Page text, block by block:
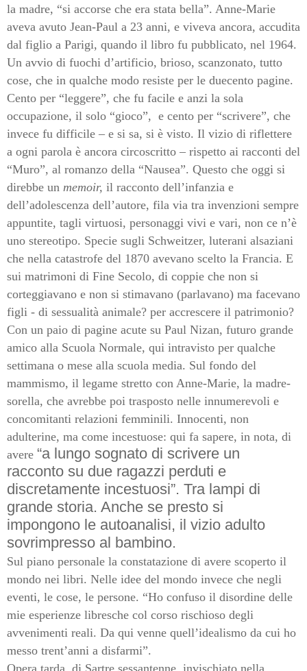
la madre, “si accorse che era stata bella”. Anne-Marie
aveva avuto Jean-Paul a 23 anni, e viveva ancora, accudita
dal figlio a Parigi, quando il libro fu pubblicato, nel 1964.
Un avvio di fuochi d’artificio, brioso, scanzonato, tutto
cose, che in qualche modo resiste per le duecento pagine.
Cento per “leggere”, che fu facile e anzi la sola
occupazione, il solo “gioco”, e cento per “scrivere”, che
invece fu difficile – e si sa, si è visto. Il vizio di riflettere
a ogni parola è ancora circoscritto – rispetto ai racconti del
“Muro”, al romanzo della “Nausea”. Questo che oggi si
direbbe un memoir, il racconto dell’infanzia e
dell’adolescenza dell’autore, fila via tra invenzioni sempre
appuntite, tagli virtuosi, personaggi vivi e vari, non ce n’è
uno stereotipo. Specie sugli Schweitzer, luterani alsaziani
che nella catastrofe del 1870 avevano scelto la Francia. E
sui matrimoni di Fine Secolo, di coppie che non si
corteggiavano e non si stimavano (parlavano) ma facevano
figli - di sessualità animale? per accrescere il patrimonio?
Con un paio di pagine acute su Paul Nizan, futuro grande
amico alla Scuola Normale, qui intravisto per qualche
settimana o mese alla scuola media. Sul fondo del
mammismo, il legame stretto con Anne-Marie, la madre-
sorella, che avrebbe poi trasposto nelle innumerevoli e
concomitanti relazioni femminili. Innocenti, non
adulterine, ma come incestuose: qui fa sapere, in nota, di
avere “a lungo sognato di scrivere un
racconto su due ragazzi perduti e
discretamente incestuosi”. Tra lampi di
grande storia. Anche se presto si
impongono le autoanalisi, il vizio adulto
sovrimpresso al bambino.
Sul piano personale la constatazione di avere scoperto il
mondo nei libri. Nelle idee del mondo invece che negli
eventi, le cose, le persone. “Ho confuso il disordine delle
mie esperienze libresche col corso rischioso degli
avvenimenti reali. Da qui venne quell’idealismo da cui ho
messo trent’anni a disfarmi”.
Opera tarda, di Sartre sessantenne, invischiato nella